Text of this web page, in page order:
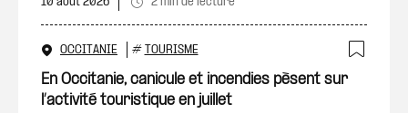
OCCITANIE # TOURISME
En Occitanie, canicule et incendies pèsent sur
l’activité touristique en juillet